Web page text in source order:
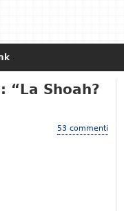
“La Shoah?
53 commenti